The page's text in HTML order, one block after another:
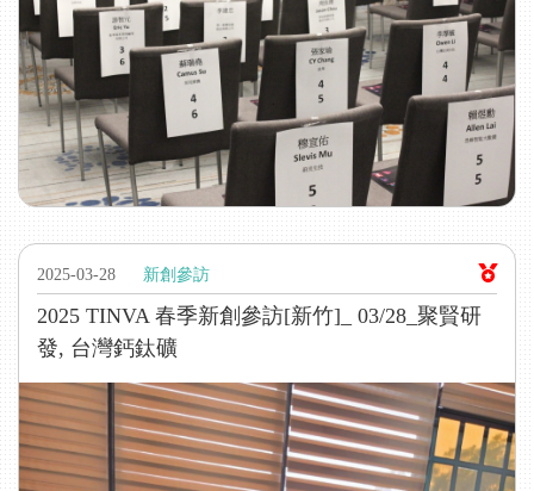
2025-03-28 新創參訪
2025 TINVA 春季新創參訪[新竹]_ 03/28_聚賢研
發, 台灣鈣鈦礦